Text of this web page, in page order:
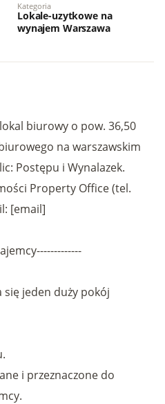
Kategoria
Lokale-uzytkowe na
wynajem Warszawa
biurowy o pow. 36,50
na warszawskim
Postępu i Wynalazek.
Property Office (tel.
[email]
się jeden duży pokój
i przeznaczone do